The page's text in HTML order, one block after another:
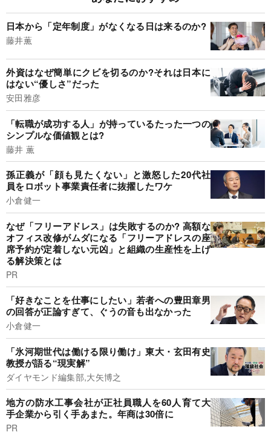
日本から「定年制度」がなくなる日は来るのか?
藤井薫
外資はなぜ簡単にクビを切るのか?それは日本に
はない“優しさ”だった
安田雅彦
「転職が成功する人」が持っているたった一つの
シンプルな価値観とは?
藤井 薫
孫正義が「顔も見たくない」と激怒した20代社
員をロボット事業責任者に抜擢したワケ
小倉健一
なぜ「フリーアドレス」は失敗するのか? 高額な
オフィス改修がムダになる「フリーアドレスの座
席予約が定着しない元凶」と組織の生産性を上げ
る解決策とは
PR
「好きなことを仕事にしたい」若者への豊田章男
の回答が正論すぎて、ぐうの音も出なかった
小倉健一
「氷河期世代は働ける限り働け」東大・玄田有史
教授が語る“現実解”
ダイヤモンド編集部,大矢博之
地方の防水工事会社が正社員職人を60人育て大
手企業から引く手あまた。年商は30倍に
PR